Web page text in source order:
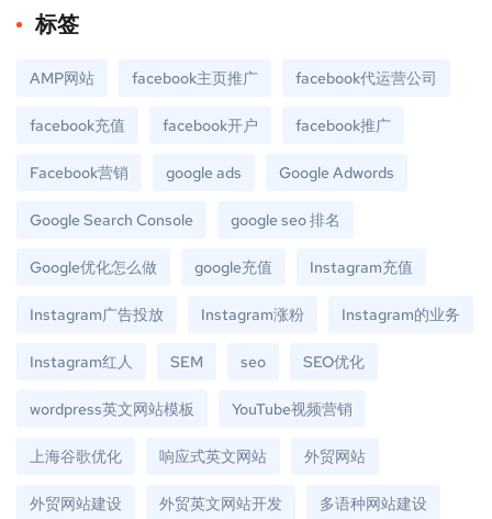
标签
AMP网站 facebook主页推广 facebook代运营公司
facebook充值 facebook开户 facebook推广
Facebook营销 google ads Google Adwords
Google Search Console google seo 排名
Google优化怎么做 google充值 Instagram充值
Instagram广告投放 Instagram涨粉 Instagram的业务
Instagram红人 SEM seo SEO优化
wordpress英文网站模板 YouTube视频营销
上海谷歌优化 响应式英文网站 外贸网站
外贸网站建设 外贸英文网站开发 多语种网站建设